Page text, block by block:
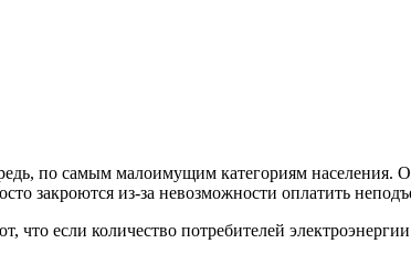
по самым малоимущим категориям населения.
закроются из-за невозможности оплатить
если количество потребителей